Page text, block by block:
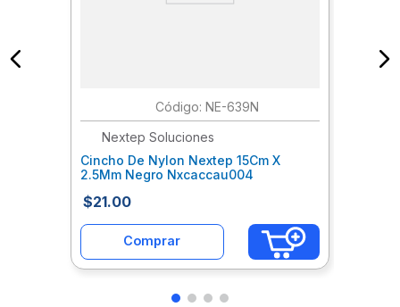
: NE-639N
Nextep Soluciones
Cincho De Nylon Nextep 15Cm X
2.5Mm Negro Nxcaccau004
$21.00
Comprar